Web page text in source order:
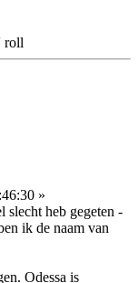
roll
»
slecht heb gegeten -
ik de naam van
Odessa is